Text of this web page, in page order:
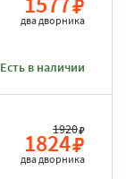
два дворника
Есть в наличии
1920
1824
два дворника